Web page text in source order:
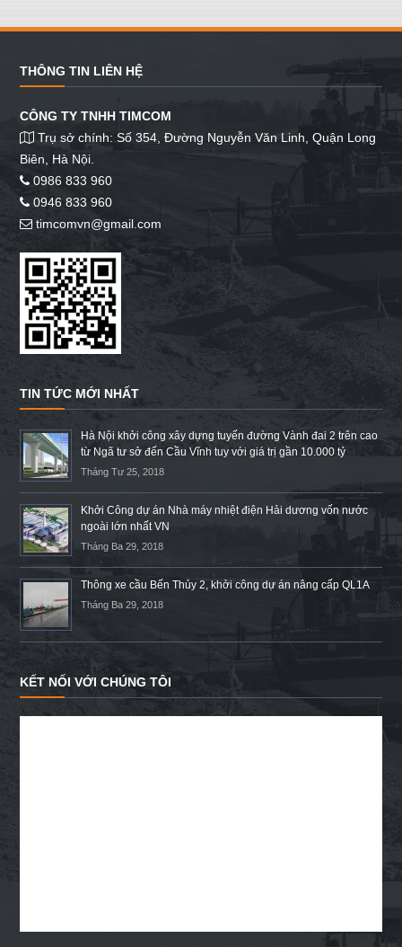
THÔNG TIN LIÊN HỆ
CÔNG TY TNHH TIMCOM
Trụ sở chính: Số 354, Đường Nguyễn Văn Linh, Quận Long
Biên, Hà Nội.
0986 833 960
0946 833 960
timcomvn@gmail.com
TIN TỨC MỚI NHẤT
Hà Nội khởi công xây dựng tuyến đường Vành đai 2 trên cao
từ Ngã tư sở đến Cầu Vĩnh tuy với giá trị gần 10.000 tỷ
Tháng Tư 25, 2018
Khởi Công dự án Nhà máy nhiệt điện Hải dương vốn nước
ngoài lớn nhất VN
Tháng Ba 29, 2018
Thông xe cầu Bến Thủy 2, khởi công dự án nâng cấp QL1A
Tháng Ba 29, 2018
KẾT NỐI VỚI CHÚNG TÔI